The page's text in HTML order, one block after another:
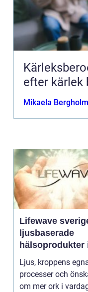
Kärleksberoende
efter kärlek
Mikaela Bergholm
Lifewave
ljusbaserade
hälsoprodukter
fokus
Ljus, kroppens
processer och
om mer ork i